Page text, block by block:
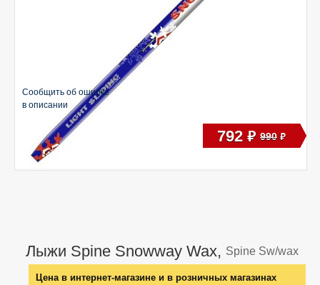
Лыжи Spine Snowway Wax, Spine Sw/wax
Цена в интернет-магазине и в розничных магазинах
Сообщить об ошибке
в описании
792 руб 990 руб